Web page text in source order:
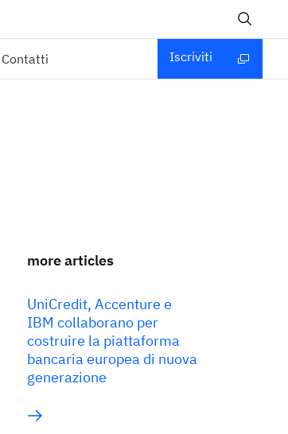
Contatti Iscriviti
more articles
UniCredit, Accenture e
IBM collaborano per
costruire la piattaforma
bancaria europea di nuova
generazione